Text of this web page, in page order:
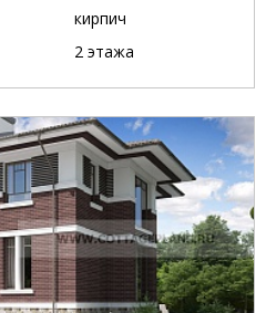
кирпич
2 этажа